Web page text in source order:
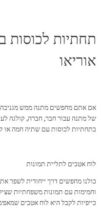
תחתיות לכוסות
אוריאו
אם אתם מחפשים מתנה ממש מגניבה
של מתנה עבור חבר, חברה, קולגה
בתחתיות לכוסות עם שתיה חמה או
לוח אטבים לתליית תמונות
כולנו מחפשים דרך ייחודית לשפר
וחמימות עם תמונות משפחתיות
כייפיות לקבל היא לוח אטבים